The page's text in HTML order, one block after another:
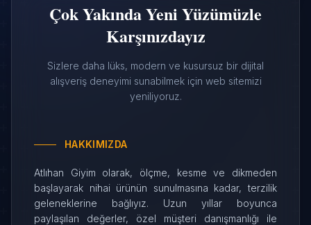
Çok Yakında Yeni Yüzümüzle
Karşınızdayız
Sizlere daha lüks, modern ve kusursuz bir dijital
alışveriş deneyimi sunabilmek için web sitemizi
yeniliyoruz.
HAKKIMIZDA
Atlıhan Giyim olarak, ölçme, kesme ve dikmeden
başlayarak nihai ürünün sunulmasına kadar, terzilik
geleneklerine bağlıyız. Uzun yıllar boyunca
paylaşılan değerler, özel müşteri danışmanlığı ile